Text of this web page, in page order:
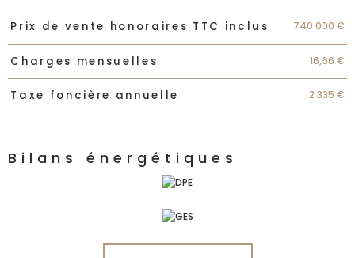
Caractéristiques Valeurs
Prix de vente honoraires TTC inclus 740 000 €
Charges mensuelles 16,66 €
Taxe foncière annuelle 2 335 €
Bilans énergétiques